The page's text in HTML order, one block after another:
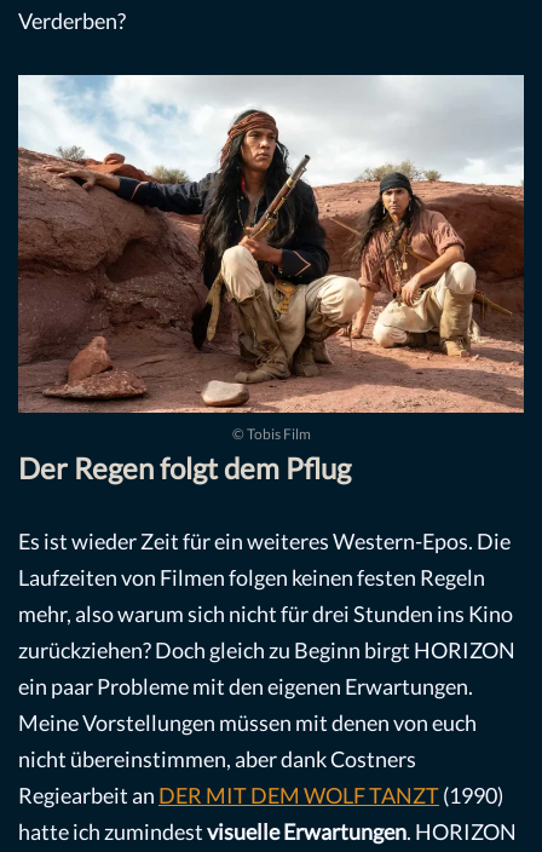
Verderben?
© Tobis Film
Der Regen folgt dem Pflug
Es ist wieder Zeit für ein weiteres Western-Epos. Die
Laufzeiten von Filmen folgen keinen festen Regeln
mehr, also warum sich nicht für drei Stunden ins Kino
zurückziehen? Doch gleich zu Beginn birgt HORIZON
ein paar Probleme mit den eigenen Erwartungen.
Meine Vorstellungen müssen mit denen von euch
nicht übereinstimmen, aber dank Costners
Regiearbeit an DER MIT DEM WOLF TANZT(1990)
hatte ich zumindestvisuelle Erwartungen. HORIZON